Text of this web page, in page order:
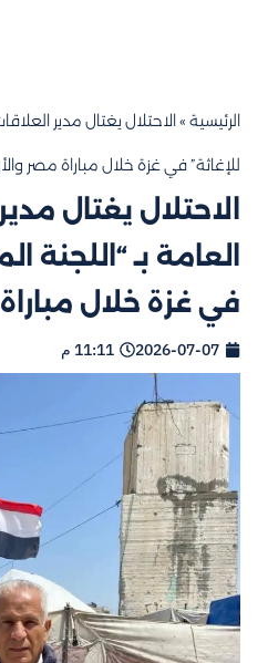
الرئيسية » الاحتلال يغتال مدير
للإغاثة” في غزة خلال مباراة مصر
الاحتلال يغتال
العامة بـ “اللجنة
في غزة خلال
2026-07-07 11:11 م